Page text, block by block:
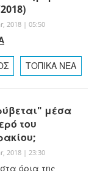
2018 | 05:50
ΤΟΠΙΚΑ ΝΕΑ
μέσα
του
2018 | 23:30
όρια της